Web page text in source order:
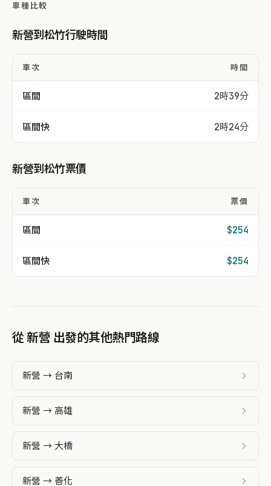
車種比較
新營到松竹行駛時間
車次 時間
區間 2時39分
區間快 2時24分
新營到松竹票價
車次 票價
區間 $254
區間快 $254
從 新營 出發的其他熱門路線
新營 → 台南
新營 → 高雄
新營 → 大橋
新營 → 善化